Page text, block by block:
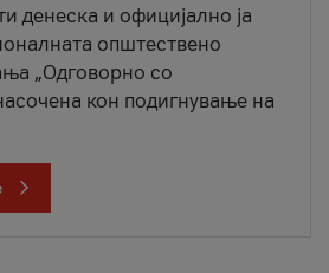
денеска и официјално ја
општествено
„Одговорно со
кон подигнување на